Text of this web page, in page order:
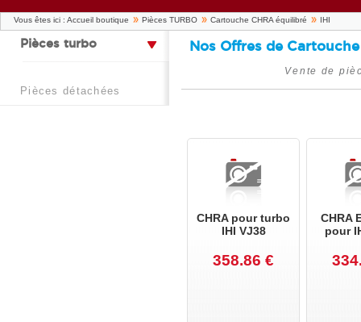
Vous êtes ici : Accueil boutique Pièces TURBO Cartouche CHRA équilibré IHI
Nos Offres de
Vente de
CHRA pour turbo
IHI VJ38
358.86 €
CHRA
pour
pièces turbo
pièces détachées